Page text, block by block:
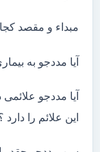
مبداء و مقصد
آیا مددجو به
آیا مددجو
این علائم را